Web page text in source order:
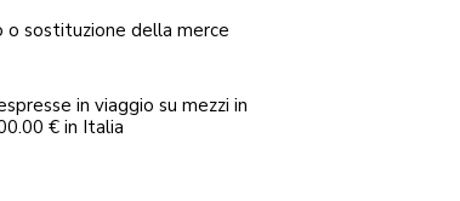
o sostituzione della merce
in viaggio su mezzi in
€ in Italia